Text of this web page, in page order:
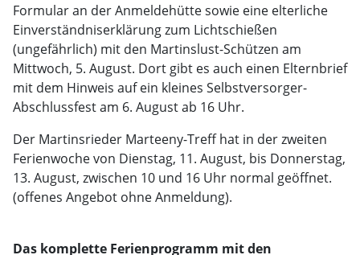
Formular an der Anmeldehütte sowie eine elterliche
Einverständniserklärung zum Lichtschießen
(ungefährlich) mit den Martinslust-Schützen am
Mittwoch, 5. August. Dort gibt es auch einen Elternbrief
mit dem Hinweis auf ein kleines Selbstversorger-
Abschlussfest am 6. August ab 16 Uhr.
Der Martinsrieder Marteeny-Treff hat in der zweiten
Ferienwoche von Dienstag, 11. August, bis Donnerstag,
13. August, zwischen 10 und 16 Uhr normal geöffnet.
(offenes Angebot ohne Anmeldung).
Das komplette Ferienprogramm mit den